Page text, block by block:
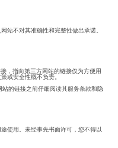
不对其准确性和完整性做出承诺。
指向第三方网站的链接仅为方便用
或安全性概不负责。
链接之前仔细阅读其服务条款和隐
用。未经事先书面许可，您不得以